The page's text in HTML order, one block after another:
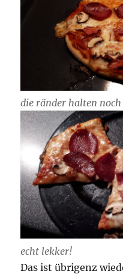
die ränder halten
echt lekker!
Das ist übrigenz